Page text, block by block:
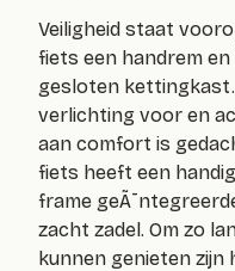
Veiligheid staat
fiets een handrem
gesloten
verlichting voor en
aan comfort is
fiets heeft een
frame
zacht zadel. Om zo
kunnen genieten zijn